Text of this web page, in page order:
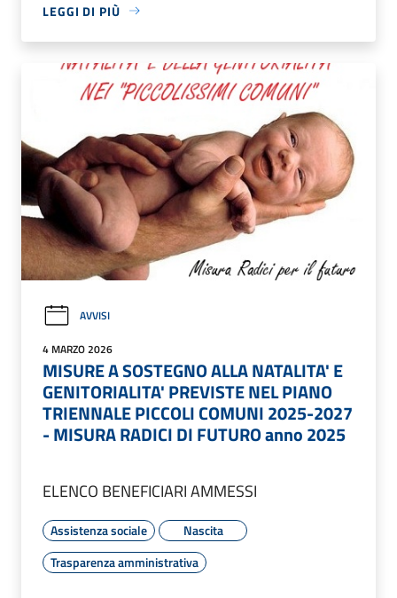
LEGGI DI PIÙ
AVVISI
4 MARZO 2026
MISURE A SOSTEGNO ALLA NATALITA' E
GENITORIALITA' PREVISTE NEL PIANO
TRIENNALE PICCOLI COMUNI 2025-2027
- MISURA RADICI DI FUTURO anno 2025
ELENCO BENEFICIARI AMMESSI
Assistenza sociale
Nascita
Trasparenza amministrativa